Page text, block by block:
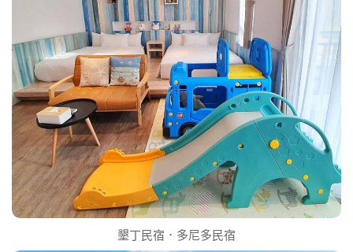
墾丁民宿．多尼多民宿